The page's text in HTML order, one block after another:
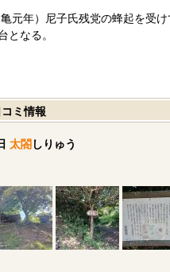
元年）尼子氏残党の蜂起を受
となる。
ミ情報
太閤 しりゅう